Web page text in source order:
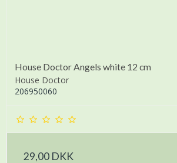
House Doctor Angels white 12 cm
House Doctor
206950060
29,00 DKK